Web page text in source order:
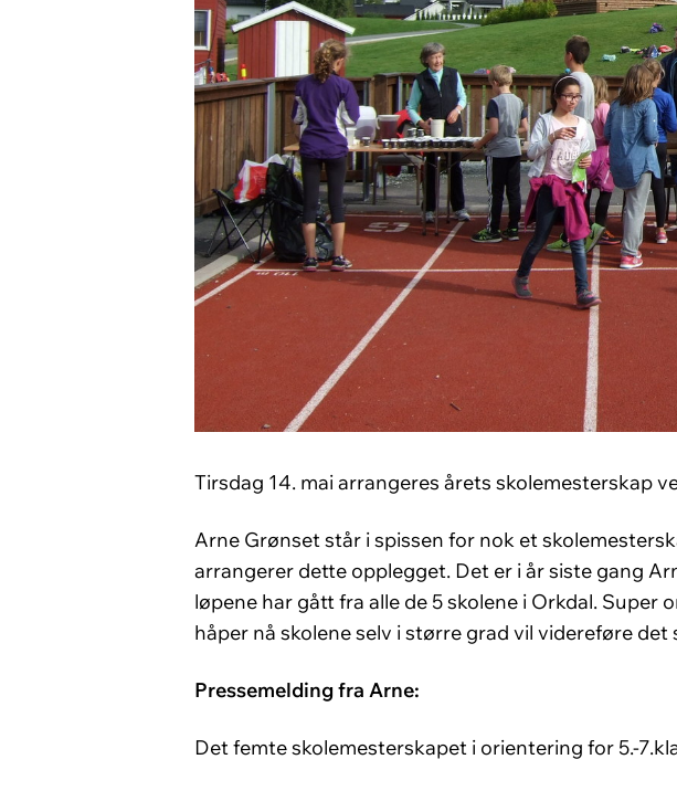
Tirsdag 14. mai arrangeres årets skolemesterskap
Arne Grønset står i spissen for nok et
arrangerer dette opplegget. Det er i år siste gang
løpene har gått fra alle de 5 skolene i Orkdal.
håper nå skolene selv i større grad vil videreføre
Pressemelding fra Arne:
Det femte skolemesterskapet i orientering for 5.-